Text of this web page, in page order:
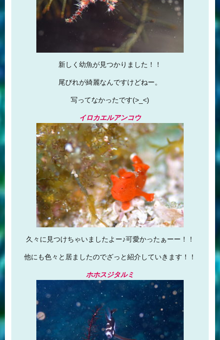
新しく幼魚が見つかりました！！
尾びれが綺麗なんですけどねー。
写ってなかったです(>_<)
イロカエルアンコウ
久々に見つけちゃいましたよー♪可愛かったぁーー！！
他にも色々と居ましたのでざっと紹介していきます！！
ホホスジタルミ